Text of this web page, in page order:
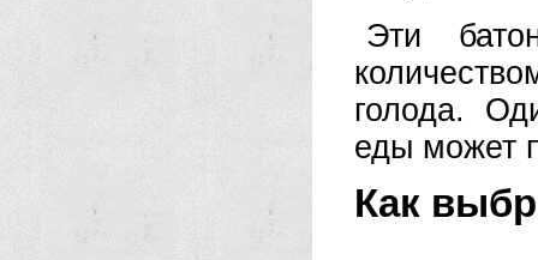
Эти
голода.
еды может
Как